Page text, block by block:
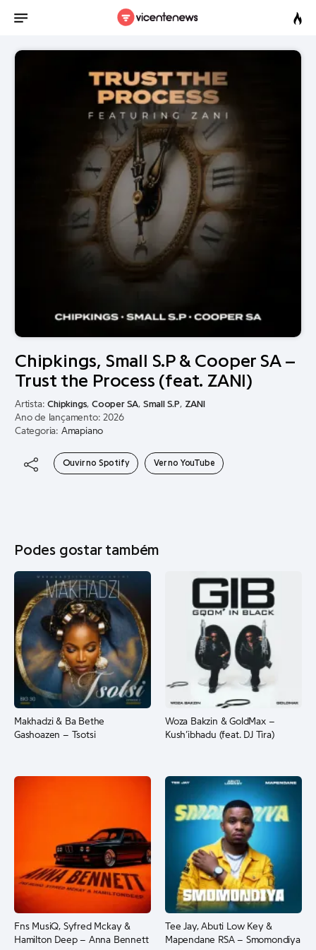
Chipkings, Small S.P & Cooper SA –
Trust the Process (feat. ZANI)
Artista:Chipkings,Cooper SA, Small S.P, ZANI
Ano de lançamento: 2026
Categoria: Amapiano
Ouvir no Spotify Ver no YouTube
Podes gostar também
Makhadzi & Ba Bethe
Gashoazen – Tsotsi
Woza Bakzin & GoldMax –
Kush’ibhadu (feat. DJ Tira)
Fns MusiQ, Syfred Mckay &
Hamilton Deep – Anna Bennett
Tee Jay, Abuti Low Key &
Mapendane RSA – Smomondiya